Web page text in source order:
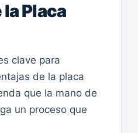
Placa
clave para
de la placa
que la mano de
un proceso que